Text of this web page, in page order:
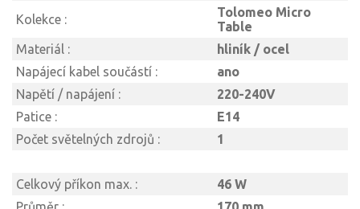
Kolekce :
Tolomeo Micro
Table
Materiál :
hliník / ocel
Napájecí kabel součástí :
ano
Napětí / napájení :
220-240V
Patice :
E14
Počet světelných zdrojů :
1
Celkový příkon max. :
46 W